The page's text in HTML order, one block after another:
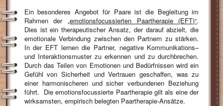
Ein besonderes Angebot für Paare ist die Begleitung im
Rahmen der „emotionsfocussierten Paartherapie (EFT)“.
Dies ist ein therapeutischer Ansatz, der darauf abzielt, die
emotionale Verbindung zwischen den Partnern zu stärken.
In der EFT lernen die Partner, negative Kommunikations–
und Interaktionsmuster zu erkennen und zu durchbrechen.
Durch das Teilen von Emotionen und Bedürfnissen wird ein
Gefühl von Sicherheit und Vertrauen geschaffen, was zu
einer harmonischeren und sicher verbundenen Beziehung
führt. Die emotionsfocussierte Paartherapie gilt als eine der
wirksamsten, empirisch belegten Paartherapie-Ansätze.